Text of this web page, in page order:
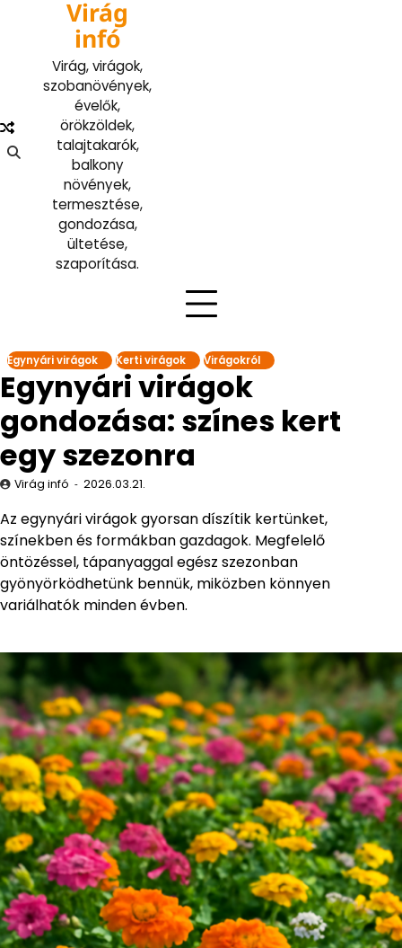
Virág
infó
Virág, virágok,
szobanövények,
évelők,
örökzöldek,
talajtakarók,
balkony
növények,
termesztése,
gondozása,
ültetése,
szaporítása.
Egynyári virágok Kerti virágok Virágokról
Egynyári virágok
gondozása: színes kert
egy szezonra
Virág infó 2026.03.21.
Az egynyári virágok gyorsan díszítik kertünket,
színekben és formákban gazdagok. Megfelelő
öntözéssel, tápanyaggal egész szezonban
gyönyörködhetünk bennük, miközben könnyen
variálhatók minden évben.